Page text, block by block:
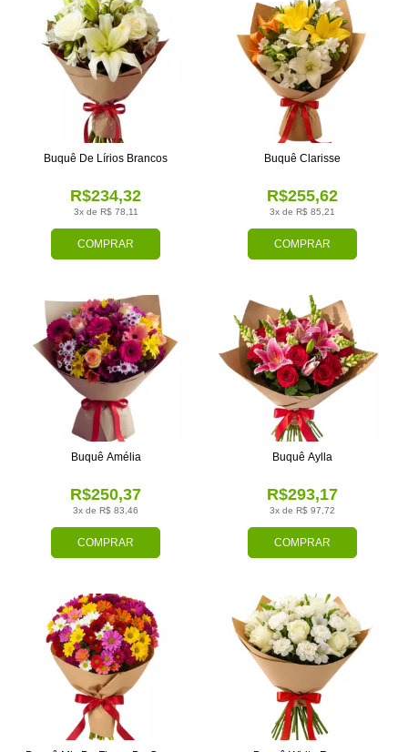
COMPRAR
3x de R$ 78,11
R$234,32
Buquê De Lírios Brancos
COMPRAR
3x de R$ 85,21
R$255,62
Buquê Clarisse
COMPRAR
3x de R$ 83,46
R$250,37
Buquê Amélia
COMPRAR
3x de R$ 97,72
R$293,17
Buquê Aylla